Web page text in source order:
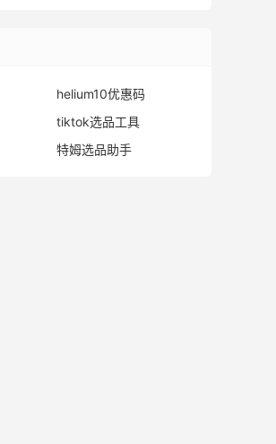
helium10优惠码
tiktok选品工具
特姆选品助手